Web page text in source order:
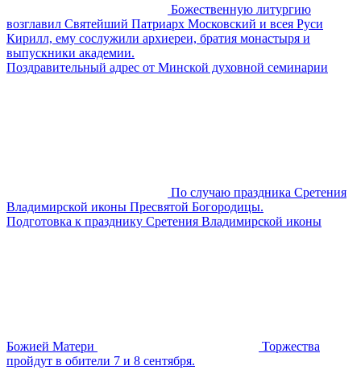
Божественную литургию
возглавил Святейший Патриарх Московский и всея Руси
Кирилл, ему сослужили архиереи, братия монастыря и
выпускники академии.
Поздравительный адрес от Минской духовной семинарии
По случаю праздника Сретения
Владимирской иконы Пресвятой Богородицы.
Подготовка к празднику Сретения Владимирской иконы
Божией Матери
Торжества
пройдут в обители 7 и 8 сентября.